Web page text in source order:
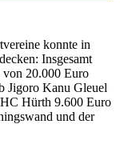
konnte in
Insgesamt
von 20.000 Euro
Jigoro Kanu Gleuel
Hürth 9.600 Euro
und der